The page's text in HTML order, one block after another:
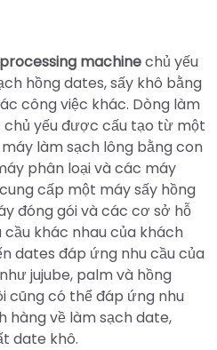
machinechủ yếu
hồng dates, sấy khô bằng
công việc khác. Dòng làm
chủ yếu được cấu tạo từ một
máy làm sạch lông bằng con
phân loại và các máy
cấp một máy sấy hồng
đóng gói và các cơ sở hỗ
khác nhau của khách
dates đáp ứng nhu cầu của
jujube, palm và hồng
cũng có thể đáp ứng nhu
hàng về làm sạch date,
date khô.